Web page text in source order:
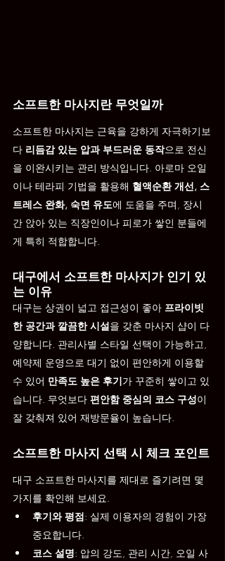
소프트한 마사지란 무엇일까
소프트한 마사지는 근육을 강하게 자극하기보
다 리듬감 있는 압과 부드러운 동작으로 전신
을 이완시키는 관리 방식입니다. 아로마 오일
이나 테라피 기법을 활용해 혈액순환 개선, 스
트레스 완화, 숙면 유도에 도움을 주며, 장시
간 앉아 있는 직장인이나 피로가 쌓인 분들에
게 특히 적합합니다.
대구에서 소프트한 마사지가 인기 있
는 이유
대구는 상권이 넓고 접근성이 좋아 프라이빗
한 공간과 깔끔한 시설을 갖춘 마사지 샵이 다
양합니다. 관리사별 스타일 선택이 가능하고,
예약제 운영으로 대기 없이 편안하게 이용할
수 있어 만족도 높은 후기가 꾸준히 쌓이고 있
습니다. 무엇보다 편안함 중심의 코스 구성이
잘 갖춰져 있어 재방문율이 높습니다.
소프트한 마사지 선택 시 체크 포인트
대구 소프트한 마사지를 제대로 즐기려면 몇
가지를 확인해 보세요.
후기와 평점: 실제 이용자의 경험이 가장
중요합니다.
코스 설명: 압의 강도, 관리 시간, 오일 사